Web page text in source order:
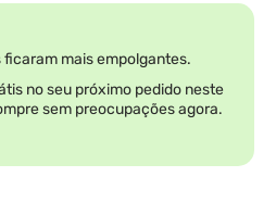
mais empolgantes.
no seu próximo pedido neste
sem preocupações agora.